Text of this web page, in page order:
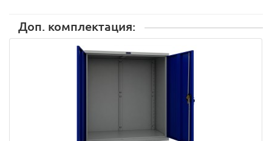
Доп. комплектация: